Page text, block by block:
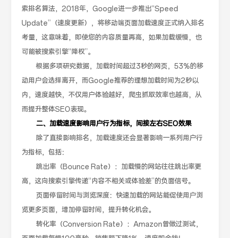
索排名算法，2018年，Google进一步推出“Speed
Update”（速度更新），将移动端页面加载速度正式纳入排名
考量，这意味着，即使您的内容质量再高，如果加载缓慢，也
可能被搜索引擎“降权”。
根据多项研究数据，加载时间超过3秒的网页，53%的移
动用户会选择离开，而Google推荐的理想加载时间为2秒以
内，速度越快，不仅用户体验越好，爬虫抓取效率也越高，从
而提升整体SEO表现。
二、加载速度影响用户行为指标，间接左右SEO效果
除了直接影响排名，加载速度还会显著影响一系列用户行
为指标，包括：
跳出率（Bounce Rate）：加载慢的网站往往跳出率更
高，这向搜索引擎传递“内容不相关或体验差”的负面信号。
页面停留时间与浏览深度：快速加载的网站能促使用户浏
览更多页面，增加停留时间，提升转化机会。
转化率（Conversion Rate）：Amazon曾做过测试，